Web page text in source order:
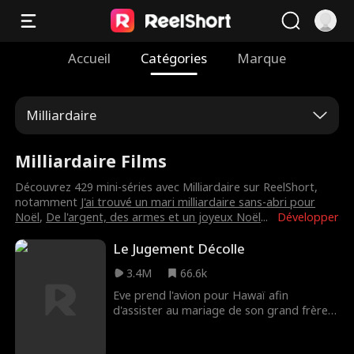
Accueil Catégories Marque
Milliardaire
Milliardaire Films
Développer
Découvrez 429 mini-séries avec Milliardaire sur ReelShort,
notamment J'ai trouvé un mari milliardaire sans-abri pour
Noël, De l'argent, des armes et un joyeux Noël...
Le Jugement Décolle
3.4M
66.6k
Eve prend l'avion pour Hawaï afin
d'assister au mariage de son grand frère.